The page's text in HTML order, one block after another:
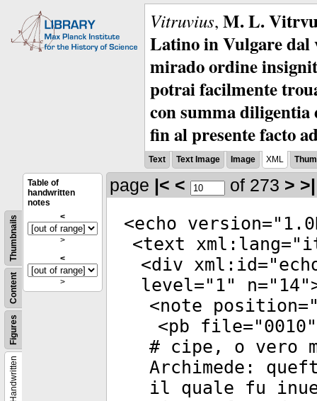
Vitruvius, M. L.
Latino in Vulgare dal
mirado ordine
potrai facilmente
con summa
fin al presente facto
Text Text Image Image XML
Handwritten
Figures
Content
Thumbnails
Table of
handwritten
notes
<
>
<
>
page |< < of 273 > >|
<echo version="
<text xml:lang="
<div xml:id="
level=" 1" n=" 14
<note position
<pb file="0010"
# cipe, o vero
Archimede:
il quale fu